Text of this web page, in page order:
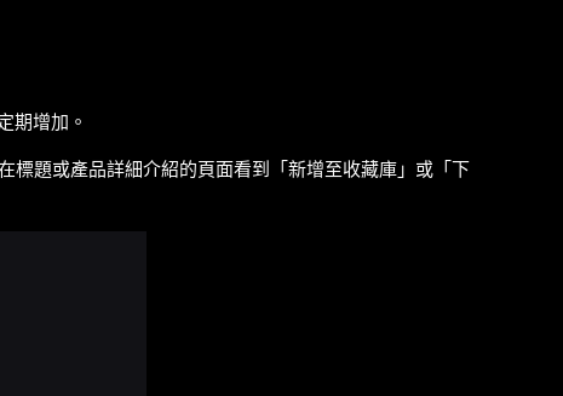
期增加。
題或產品詳細介紹的頁面看到「新增至收藏庫」或「下